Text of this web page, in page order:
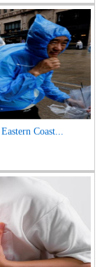
Coast...